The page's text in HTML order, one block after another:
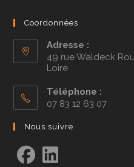
Coordonnées
Adresse :
49 rue Waldeck
Loire
Téléphone :
07 83 12 63 07
Nous suivre